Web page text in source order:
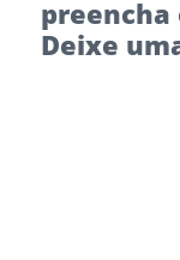
preencha
Deixe